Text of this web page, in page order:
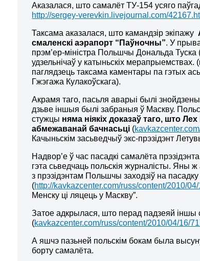
Аказалася, што самалёт ТУ-154 усяго
http://sergey-verevkin.livejournal.com/
Таксама аказалася, што камандзір экіпажу
смаленскі аэрапорт “Паўночны”. У
прэм’ер-міністра Польшчы Дональда
удзельнічаў у катыньскіх мерапрыемствах.
паглядзець таксама каментары па гэтых
Гжэгажа Кулакоўскага).
Акрамя таго, пасьля аварыі былі
дзьве іншыя былі забраныя ў Маскву.
стужцы няма ніякіх доказаў таго, што
абмежаванай бачнасьці (
Качыньскім засьведчыў экс-прэзідэнт
Надвор’е ў час пасадкі самалёта
гэта сьведчаць польскія журналісты. Яны
з прэзідэнтам Польшчы заходзіў на
(http://kavkazcenter.com/russ/content/2010/
Менску ці ляцець у Маскву”.
Затое адкрылася, што перад падзеяй іншы
(kavkazcenter.com/russ/content/2010/04/16/
А яшчэ пазьней польскім бокам была
борту самалёта.